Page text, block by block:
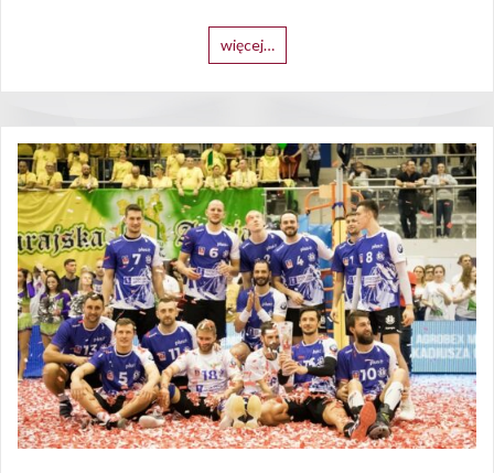
więcej…